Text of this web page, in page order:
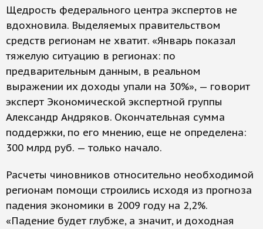
Щедрость федерального центра экспертов не
вдохновила. Выделяемых правительством
средств регионам не хватит. «Январь показал
тяжелую ситуацию в регионах: по
предварительным данным, в реальном
выражении их доходы упали на 30%», — говорит
эксперт Экономической экспертной группы
Александр Андряков. Окончательная сумма
поддержки, по его мнению, еще не определена:
300 млрд руб. — только начало.
Расчеты чиновников относительно необходимой
регионам помощи строились исходя из прогноза
падения экономики в 2009 году на 2,2%.
«Падение будет глубже, а значит, и доходная